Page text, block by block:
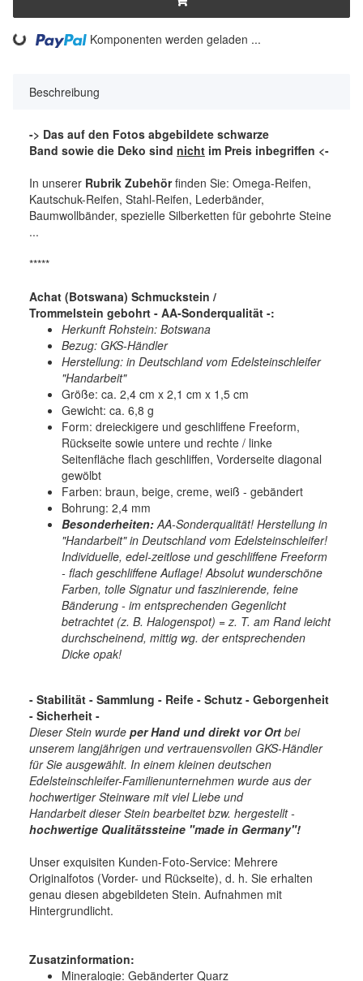
Komponenten werden geladen ...
Beschreibung
-> Das auf den Fotos abgebildete schwarze
Band sowie die Deko sind nicht im Preis inbegriffen <-
In unserer Rubrik Zubehörfinden Sie: Omega-Reifen,
Kautschuk-Reifen, Stahl-Reifen, Lederbänder,
Baumwollbänder, spezielle Silberketten für gebohrte Steine
...
*****
Achat (Botswana) Schmuckstein /
Trommelstein gebohrt - AA-Sonderqualität -:
Herkunft Rohstein: Botswana
Bezug: GKS-Händler
Herstellung: in Deutschland vom Edelsteinschleifer
"Handarbeit"
Größe: ca. 2,4 cm x 2,1 cm x 1,5 cm
Gewicht: ca. 6,8 g
Form: dreieckigere und geschliffene Freeform,
Rückseite sowie untere und rechte / linke
Seitenfläche flach geschliffen, Vorderseite diagonal
gewölbt
Farben: braun, beige, creme, weiß - gebändert
Bohrung: 2,4 mm
Besonderheiten: AA-Sonderqualität! Herstellung in
"Handarbeit" in Deutschland vom Edelsteinschleifer!
Individuelle, edel-zeitlose und geschliffene Freeform
- flach geschliffene Auflage! Absolut wunderschöne
Farben, tolle Signatur und faszinierende, feine
Bänderung - im entsprechenden Gegenlicht
betrachtet (z. B. Halogenspot) = z. T. am Rand leicht
durchscheinend, mittig wg. der entsprechenden
Dicke opak!
- Stabilität - Sammlung - Reife - Schutz - Geborgenheit
- Sicherheit -
Dieser Stein wurde per Hand und direkt vor Ort bei
unserem langjährigen und vertrauensvollen GKS-Händler
für Sie ausgewählt. In einem kleinen deutschen
Edelsteinschleifer-Familienunternehmen wurde aus der
hochwertiger Steinware mit viel Liebe und
Handarbeit dieser Stein bearbeitet bzw. hergestellt -
hochwertige Qualitätssteine "made in Germany"!
Unser exquisiten Kunden-Foto-Service: Mehrere
Originalfotos (Vorder- und Rückseite), d. h. Sie erhalten
genau diesen abgebildeten Stein. Aufnahmen mit
Hintergrundlicht.
Zusatzinformation:
Mineralogie: Gebänderter Quarz